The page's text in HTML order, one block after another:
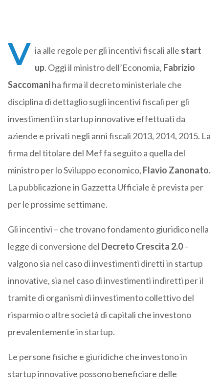
V ia alle regole per gli incentivi fiscali alle start
up. Oggi il ministro dell’Economia, Fabrizio
Saccomaniha firma il decreto ministeriale che
disciplina di dettaglio sugli incentivi fiscali per gli
investimenti in startup innovative effettuati da
aziende e privati negli anni fiscali 2013, 2014, 2015. La
firma del titolare del Mef fa seguito a quella del
ministro per lo Sviluppo economico, Flavio Zanonato.
La pubblicazione in Gazzetta Ufficiale è prevista per
per le prossime settimane.
Gli incentivi – che trovano fondamento giuridico nella
legge di conversione del Decreto Crescita 2.0–
valgono sia nel caso di investimenti diretti in startup
innovative, sia nel caso di investimenti indiretti per il
tramite di organismi di investimento collettivo del
risparmio o altre società di capitali che investono
prevalentemente in startup.
Le persone fisiche e giuridiche che investono in
startup innovative possono beneficiare delle